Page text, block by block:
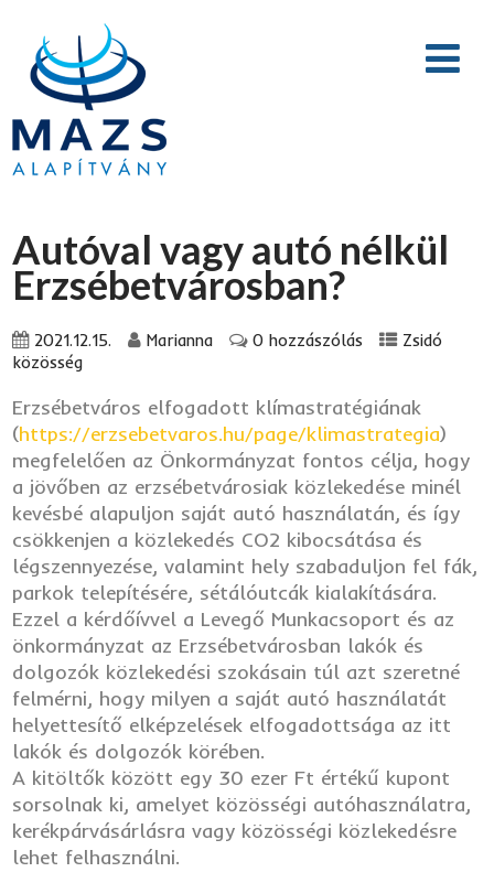
Autóval vagy autó nélkül
Erzsébetvárosban?
2021.12.15. Marianna 0 hozzászólás
Zsidó
közösség
Erzsébetváros elfogadott klímastratégiának
(https://erzsebetvaros.hu/page/klimastrategia)
megfelelően az Önkormányzat fontos célja, hogy
a jövőben az erzsébetvárosiak közlekedése minél
kevésbé alapuljon saját autó használatán, és így
csökkenjen a közlekedés CO2 kibocsátása és
légszennyezése, valamint hely szabaduljon fel fák,
parkok telepítésére, sétálóutcák kialakítására.
Ezzel a kérdőívvel a Levegő Munkacsoport és az
önkormányzat az Erzsébetvárosban lakók és
dolgozók közlekedési szokásain túl azt szeretné
felmérni, hogy milyen a saját autó használatát
helyettesítő elképzelések elfogadottsága az itt
lakók és dolgozók körében.
A kitöltők között egy 30 ezer Ft értékű kupont
sorsolnak ki, amelyet közösségi autóhasználatra,
kerékpárvásárlásra vagy közösségi közlekedésre
lehet felhasználni.